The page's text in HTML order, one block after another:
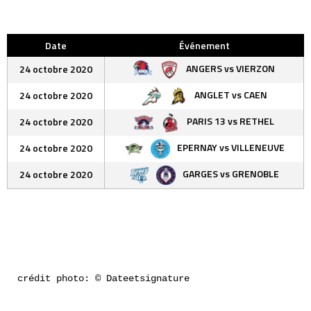
Date
Événement
24 octobre 2020
ANGERS vs VIERZON
24 octobre 2020
ANGLET vs CAEN
24 octobre 2020
PARIS 13 vs RETHEL
24 octobre 2020
EPERNAY vs VILLENEUVE
24 octobre 2020
GARGES vs GRENOBLE
crédit photo: © Dateetsignature